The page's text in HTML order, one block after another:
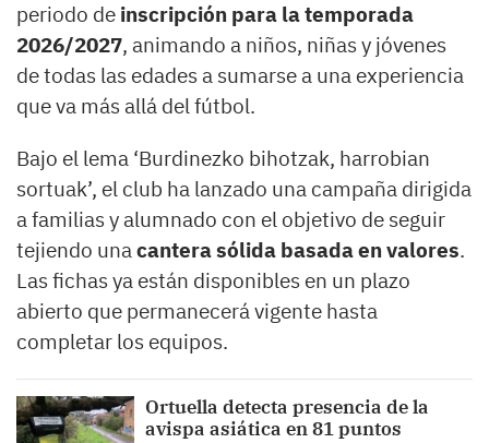
periodo de inscripción para la temporada
2026/2027, animando a niños, niñas y jóvenes
de todas las edades a sumarse a una experiencia
que va más allá del fútbol.
Bajo el lema ‘Burdinezko bihotzak, harrobian
sortuak’, el club ha lanzado una campaña dirigida
a familias y alumnado con el objetivo de seguir
tejiendo unacantera sólida basada en valores.
Las fichas ya están disponibles en un plazo
abierto que permanecerá vigente hasta
completar los equipos.
Ortuella detecta presencia de la
avispa asiática en 81 puntos